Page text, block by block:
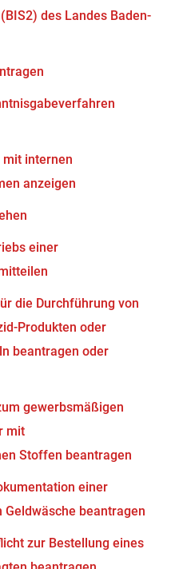
des Landes Baden-
internen
anzeigen
einer
die Durchführung von
Produkten oder
beantragen oder
gewerbsmäßigen
mit
Stoffen beantragen
einer
Geldwäsche beantragen
zur Bestellung eines